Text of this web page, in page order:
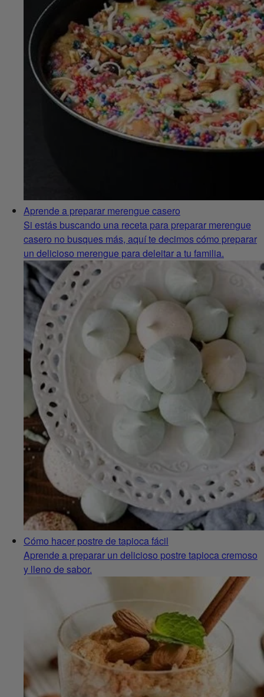
Aprende a preparar merengue casero
Si estás buscando una receta para preparar merengue
casero no busques más, aquí te decimos cómo preparar
un delicioso merengue para deleitar a tu familia.
Cómo hacer postre de tapioca fácil
Aprende a preparar un delicioso postre tapioca cremoso
y lleno de sabor.